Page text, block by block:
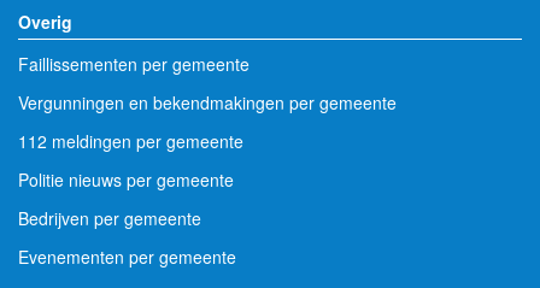
Overig
Faillissementen per gemeente
Vergunningen en bekendmakingen per gemeente
112 meldingen per gemeente
Politie nieuws per gemeente
Bedrijven per gemeente
Evenementen per gemeente